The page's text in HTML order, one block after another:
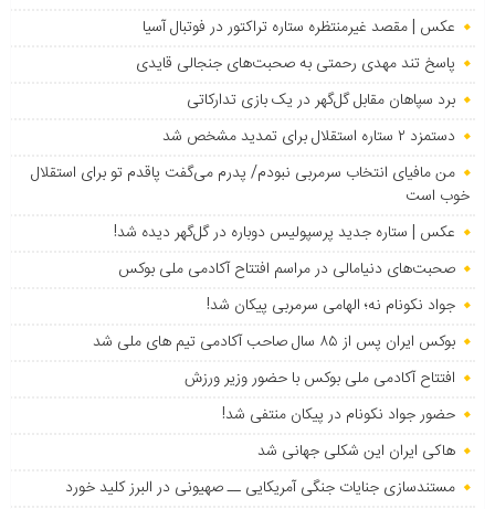
عکس | مقصد غیرمنتظره ستاره تراکتور در فوتبال آسیا
پاسخ تند مهدی رحمتی به صحبت‌های جنجالی قایدی
برد سپاهان مقابل گل‌گهر در یک بازی تدارکاتی
دستمزد ۲ ستاره استقلال برای تمدید مشخص شد
من مافیای انتخاب سرمربی نبودم/ پدرم می‌گفت پاقدم تو برای استقلال
خوب است
عکس | ستاره جدید پرسپولیس دوباره در گل‌گهر دیده شد!
صحبت‌های دنیامالی در مراسم افتتاح آکادمی ملی بوکس
جواد نکونام نه؛ الهامی سرمربی پیکان شد!
بوکس ایران پس از ۸۵ سال صاحب آکادمی تیم های ملی شد
افتتاح آکادمی ملی بوکس با حضور وزیر ورزش
حضور جواد نکونام در پیکان منتفی شد!
هاکی ایران این شکلی جهانی شد
مستندسازی جنایات جنگی آمریکایی ــ صهیونی در البرز کلید خورد